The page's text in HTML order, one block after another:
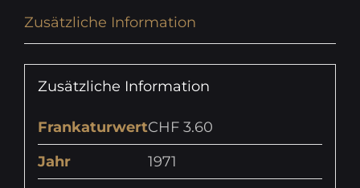
Zusätzliche Information
Zusätzliche Information
FrankaturwertCHF 3.60
Jahr
1971